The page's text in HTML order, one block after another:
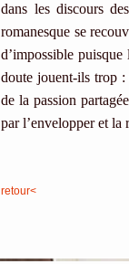
dans les discours
romanesque se
d’impossible puisque
doute jouent-ils trop :
de la passion
par l’envelopper et la
retour<